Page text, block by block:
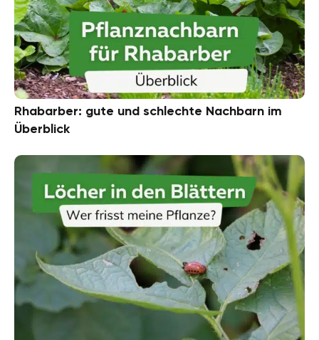
Rhabarber: gute und schlechte Nachbarn im
Überblick